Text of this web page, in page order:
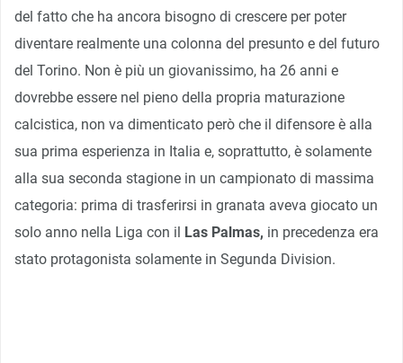
del fatto che ha ancora bisogno di crescere per poter
diventare realmente una colonna del presunto e del futuro
del Torino. Non è più un giovanissimo, ha 26 anni e
dovrebbe essere nel pieno della propria maturazione
calcistica, non va dimenticato però che il difensore è alla
sua prima esperienza in Italia e, soprattutto, è solamente
alla sua seconda stagione in un campionato di massima
categoria: prima di trasferirsi in granata aveva giocato un
solo anno nella Liga con il Las Palmas, in precedenza era
stato protagonista solamente in Segunda Division.